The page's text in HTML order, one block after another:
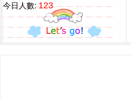
今日人數:123